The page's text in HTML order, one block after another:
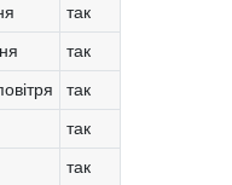
так
так
так
так
так